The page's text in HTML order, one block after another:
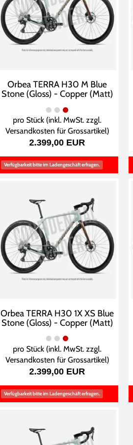
Orbea TERRA H30 M Blue
Stone (Gloss) - Copper (Matt)
pro Stück (inkl. MwSt. zzgl.
Versandkosten für Grossartikel)
2.399,00 EUR
Verfügbarkeit bitte im Ladengeschäft erfragen.
Orbea TERRA H30 1X XS Blue
Stone (Gloss) - Copper (Matt)
pro Stück (inkl. MwSt. zzgl.
Versandkosten für Grossartikel)
2.399,00 EUR
Verfügbarkeit bitte im Ladengeschäft erfragen.